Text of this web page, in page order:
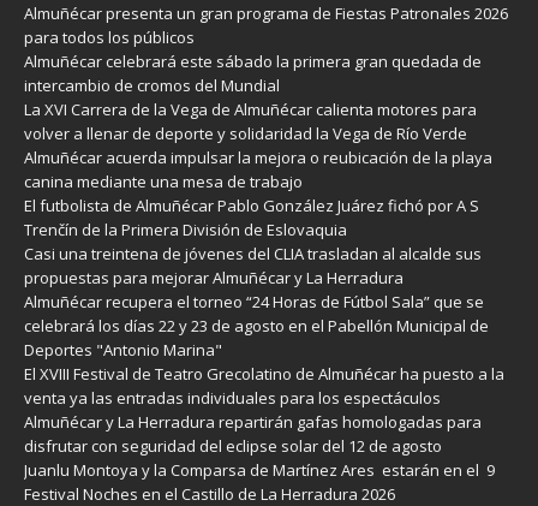
Almuñécar presenta un gran programa de Fiestas Patronales 2026
para todos los públicos
Almuñécar celebrará este sábado la primera gran quedada de
intercambio de cromos del Mundial
La XVI Carrera de la Vega de Almuñécar calienta motores para
volver a llenar de deporte y solidaridad la Vega de Río Verde
Almuñécar acuerda impulsar la mejora o reubicación de la playa
canina mediante una mesa de trabajo
El futbolista de Almuñécar Pablo González Juárez fichó por A S
Trenčín de la Primera División de Eslovaquia
Casi una treintena de jóvenes del CLIA trasladan al alcalde sus
propuestas para mejorar Almuñécar y La Herradura
Almuñécar recupera el torneo “24 Horas de Fútbol Sala” que se
celebrará los días 22 y 23 de agosto en el Pabellón Municipal de
Deportes "Antonio Marina"
El XVIII Festival de Teatro Grecolatino de Almuñécar ha puesto a la
venta ya las entradas individuales para los espectáculos
Almuñécar y La Herradura repartirán gafas homologadas para
disfrutar con seguridad del eclipse solar del 12 de agosto
Juanlu Montoya y la Comparsa de Martínez Ares estarán en el 9
Festival Noches en el Castillo de La Herradura 2026